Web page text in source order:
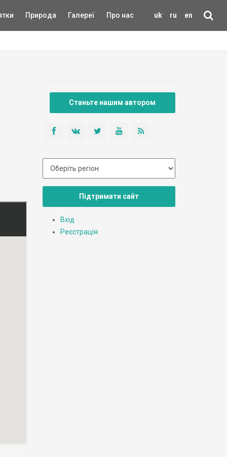
uk ru en
Природа Галереї Про нас
Станьте нашим автором
Підтримати сайт
Вхід
Реєстрація